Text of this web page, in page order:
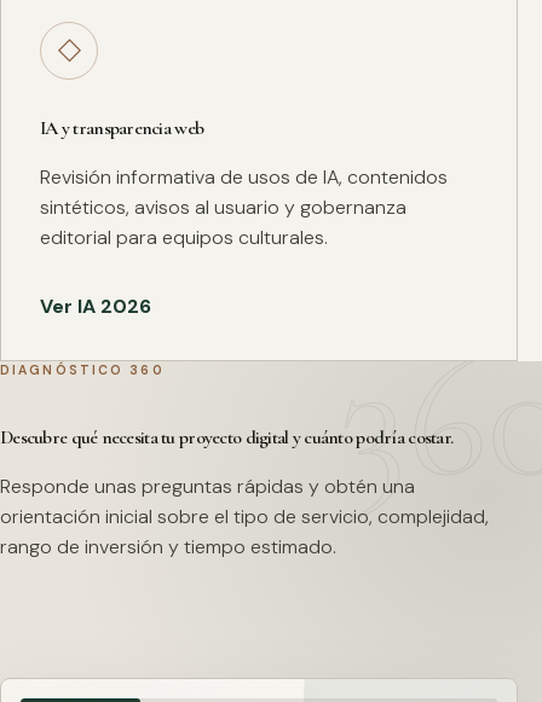
◇
IA y transparencia web
Revisión informativa de usos de IA, contenidos
sintéticos, avisos al usuario y gobernanza
editorial para equipos culturales.
Ver IA 2026
DIAGNÓSTICO 360
Descubre qué necesita tu proyecto digital y cuánto podría costar.
Responde unas preguntas rápidas y obtén una
orientación inicial sobre el tipo de servicio, complejidad,
rango de inversión y tiempo estimado.